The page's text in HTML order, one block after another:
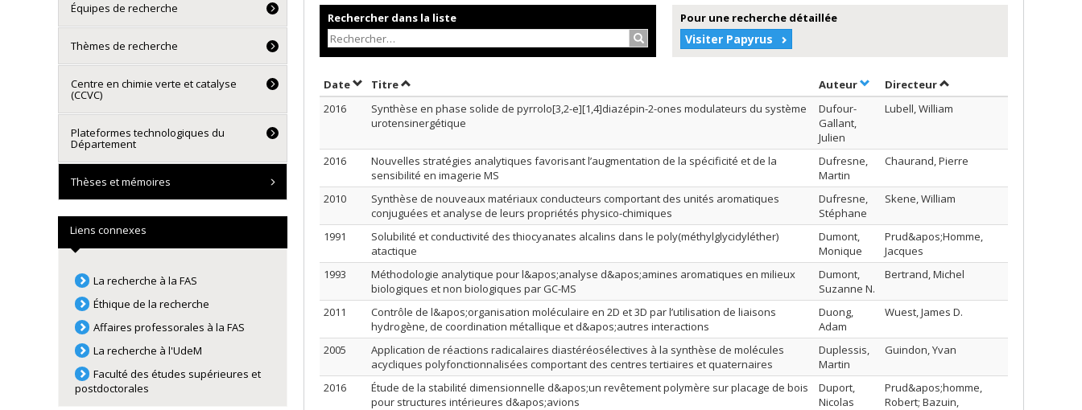
Rechercher dans la liste
Rechercher…
Pour une recherche détaillée
Visiter Papyrus
DateTrier par date en ordre croissant
TitreTrier par titre en ordre croissant AuteurTrier par auteur en ordre croissant
Directeurpar contributeur en
2016
Synthèse en phase solide de pyrrolo[3,2-e][1,4]diazépin-2-ones modulateurs du système
urotensinergétique
Dufour-
Gallant,
Julien
Lubell, William
2016
Nouvelles stratégies analytiques favorisant l’augmentation de la spécificité et de la
sensibilité en imagerie MS
Dufresne,
Martin
Chaurand, Pierre
2010
Synthèse de nouveaux matériaux conducteurs comportant des unités aromatiques
conjuguées et analyse de leurs propriétés physico-chimiques
Dufresne,
Stéphane
Skene, William
1991
Solubilité et conductivité des thiocyanates alcalins dans le poly(méthylglycidyléther)
atactique
Dumont,
Monique
Prud&apos;Homme,
Jacques
1993
Méthodologie analytique pour l&apos;analyse d&apos;amines aromatiques en milieux
biologiques et non biologiques par GC-MS
Dumont,
Suzanne N.
Bertrand, Michel
2011
Contrôle de l&apos;organisation moléculaire en 2D et 3D par l’utilisation de liaisons
hydrogène, de coordination métallique et d&apos;autres interactions
Duong,
Adam
Wuest, James D.
2005
Application de réactions radicalaires diastéréosélectives à la synthèse de molécules
acycliques polyfonctionnalisées comportant des centres tertiaires et quaternaires
Duplessis,
Martin
Guindon, Yvan
2016
Étude de la stabilité dimensionnelle d&apos;un revêtement polymère sur placage de bois
pour structures intérieures d&apos;avions
Duport,
Nicolas
Prud&apos;homme,
Robert; Bazuin,
Équipes de recherche
Thèmes de recherche
Centre en chimie verte et catalyse
(CCVC)
Plateformes technologiques du
Département
Thèses et mémoires
Liens connexes
La recherche à la FAS
Éthique de la recherche
Affaires professorales à la FAS
La recherche à l'UdeM
Faculté des études supérieures et
postdoctorales